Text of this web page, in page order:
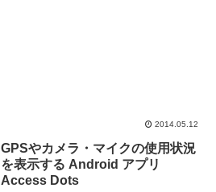
2014.05.12
GPSやカメラ・マイクの使用状況
を表示する Android アプリ
Access Dots